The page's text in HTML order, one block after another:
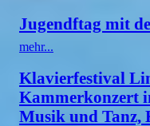
Jugendftag mit
mehr...
Klavierfestival
Kammerkonzert
Musik und